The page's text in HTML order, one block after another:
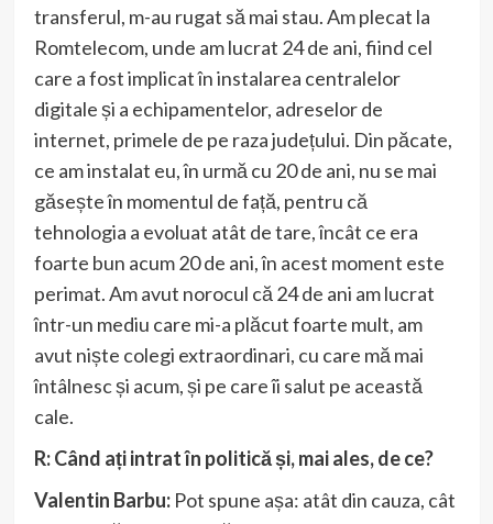
transferul, m-au rugat să mai stau. Am plecat la
Romtelecom, unde am lucrat 24 de ani, fiind cel
care a fost implicat în instalarea centralelor
digitale și a echipamentelor, adreselor de
internet, primele de pe raza județului. Din păcate,
ce am instalat eu, în urmă cu 20 de ani, nu se mai
găsește în momentul de față, pentru că
tehnologia a evoluat atât de tare, încât ce era
foarte bun acum 20 de ani, în acest moment este
perimat. Am avut norocul că 24 de ani am lucrat
într-un mediu care mi-a plăcut foarte mult, am
avut niște colegi extraordinari, cu care mă mai
întâlnesc și acum, și pe care îi salut pe această
cale.
R: Când ați intrat în politică și, mai ales, de ce?
Valentin Barbu:Pot spune așa: atât din cauza, cât